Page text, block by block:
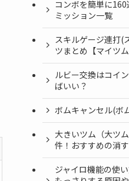
コンボを簡単に
ミッション一覧
スキルゲージ連打(
ツまとめ【マイツ
ルビー交換はコイ
ばいい？
ボムキャンセル(ボ
大きいツム（大ツ
件！おすすめの消
ジャイロ機能の使